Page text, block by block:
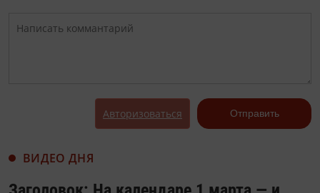
Авторизоваться Отправить
ВИДЕО ДНЯ